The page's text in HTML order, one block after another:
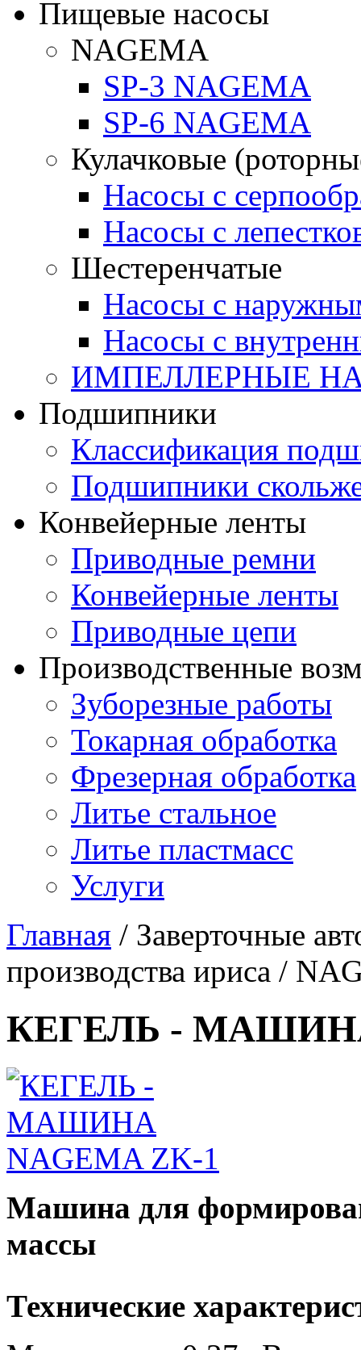
Пищевые насосы
NAGEMA
SP-3 NAGEMA
SP-6 NAGEMA
Кулачковые
Насосы с
Насосы с
Шестеренчатые
Насосы с
Насосы с
ИМПЕЛЛЕРНЫЕ
Подшипники
Классификация
Подшипники
Конвейерные ленты
Приводные ремни
Конвейерные ленты
Приводные цепи
Производственные
Зуборезные работы
Токарная обработка
Фрезерная обработка
Литье стальное
Литье пластмасс
Услуги
Главная / Заверточные
производства ириса /
КЕГЕЛЬ - МАШИНА
Машина для
массы
Технические